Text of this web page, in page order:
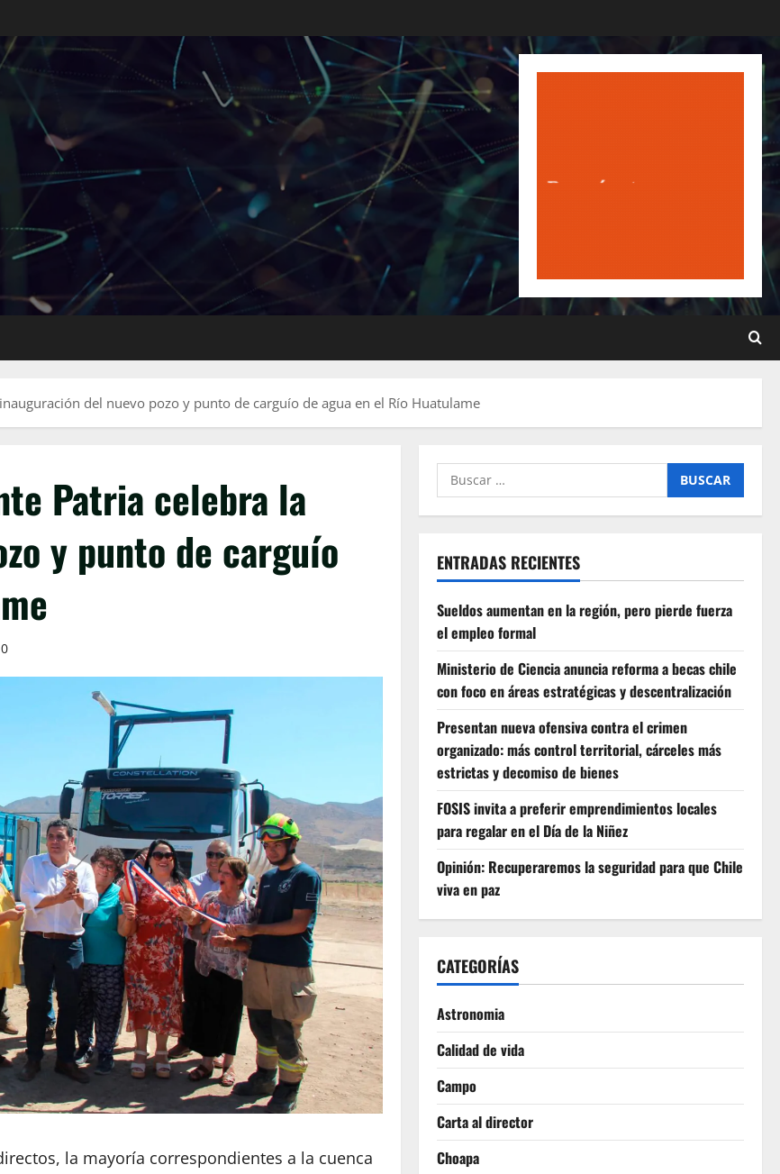
del nuevo pozo y punto de carguío de agua en el Río Huatulame
Patria celebra la
y punto de carguío
0
la mayoría correspondientes a la cuenca
Buscar
por:
ENTRADAS RECIENTES
Sueldos aumentan en la región, pero pierde fuerza
el empleo formal
Ministerio de Ciencia anuncia reforma a becas chile
con foco en áreas estratégicas y descentralización
Presentan nueva ofensiva contra el crimen
organizado: más control territorial, cárceles más
estrictas y decomiso de bienes
FOSIS invita a preferir emprendimientos locales
para regalar en el Día de la Niñez
Opinión: Recuperaremos la seguridad para que Chile
viva en paz
CATEGORÍAS
Astronomia
Calidad de vida
Campo
Carta al director
Choapa